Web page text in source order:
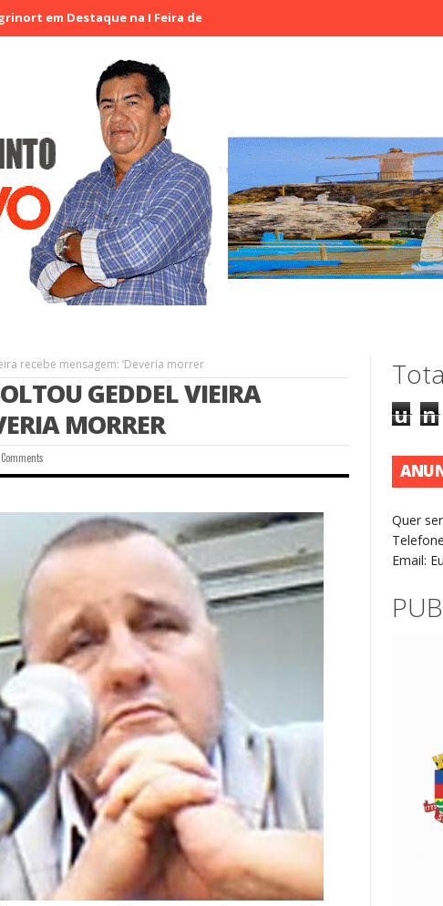
Destaque na I Feira de Artesãos e Produtores Rurais de Aracatiaçu,
recebe mensagem: ‘Deveria morrer
GEDDEL VIEIRA
MORRER
u n
Quer
Email: